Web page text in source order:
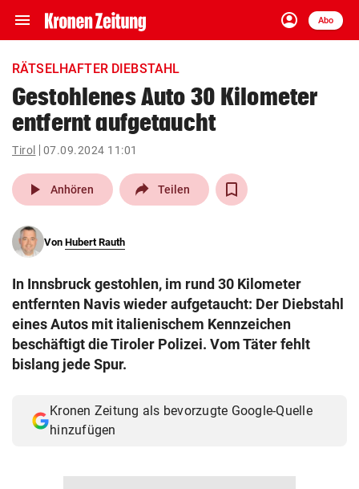
menu Navigation
ein-/ausklappen
account_circle
Anmelden
Abo
close Schließen
account_circle Anmelden
pin_drop
Wien arrow_right
search
eingeben
© Krone Multimedia GmbH & Co KG 2026
RÄTSELHAFTER DIEBSTAHL
Gestohlenes Auto 30 Kilometer
entfernt aufgetaucht
Tirol 07.09.2024 11:01
play_arrow Anhören Teilen
Von Hubert Rauth
In Innsbruck gestohlen, im rund 30 Kilometer
entfernten Navis wieder aufgetaucht: Der Diebstahl
eines Autos mit italienischem Kennzeichen
beschäftigt die Tiroler Polizei. Vom Täter fehlt
bislang jede Spur.
Kronen Zeitung als bevorzugte Google-Quelle
hinzufügen